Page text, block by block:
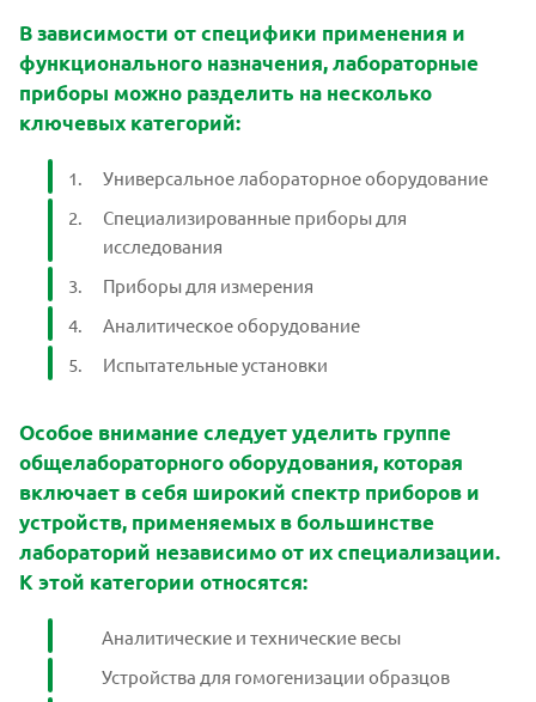
В зависимости от специфики применения и
функционального назначения, лабораторные
приборы можно разделить на несколько
ключевых категорий:
Универсальное лабораторное оборудование
Специализированные приборы для
исследования
Приборы для измерения
Аналитическое оборудование
Испытательные установки
Особое внимание следует уделить группе
общелабораторного оборудования, которая
включает в себя широкий спектр приборов и
устройств, применяемых в большинстве
лабораторий независимо от их специализации.
К этой категории относятся:
Аналитические и технические весы
Устройства для гомогенизации образцов